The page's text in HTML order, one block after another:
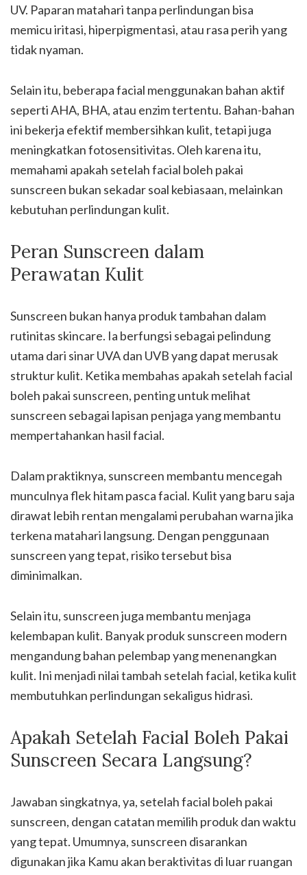
UV. Paparan matahari tanpa perlindungan bisa
memicu iritasi, hiperpigmentasi, atau rasa perih yang
tidak nyaman.
Selain itu, beberapa facial menggunakan bahan aktif
seperti AHA, BHA, atau enzim tertentu. Bahan-bahan
ini bekerja efektif membersihkan kulit, tetapi juga
meningkatkan fotosensitivitas. Oleh karena itu,
memahami apakah setelah facial boleh pakai
sunscreen bukan sekadar soal kebiasaan, melainkan
kebutuhan perlindungan kulit.
Peran Sunscreen dalam
Perawatan Kulit
Sunscreen bukan hanya produk tambahan dalam
rutinitas skincare. Ia berfungsi sebagai pelindung
utama dari sinar UVA dan UVB yang dapat merusak
struktur kulit. Ketika membahas apakah setelah facial
boleh pakai sunscreen, penting untuk melihat
sunscreen sebagai lapisan penjaga yang membantu
mempertahankan hasil facial.
Dalam praktiknya, sunscreen membantu mencegah
munculnya flek hitam pasca facial. Kulit yang baru saja
dirawat lebih rentan mengalami perubahan warna jika
terkena matahari langsung. Dengan penggunaan
sunscreen yang tepat, risiko tersebut bisa
diminimalkan.
Selain itu, sunscreen juga membantu menjaga
kelembapan kulit. Banyak produk sunscreen modern
mengandung bahan pelembap yang menenangkan
kulit. Ini menjadi nilai tambah setelah facial, ketika kulit
membutuhkan perlindungan sekaligus hidrasi.
Apakah Setelah Facial Boleh Pakai
Sunscreen Secara Langsung?
Jawaban singkatnya, ya, setelah facial boleh pakai
sunscreen, dengan catatan memilih produk dan waktu
yang tepat. Umumnya, sunscreen disarankan
digunakan jika Kamu akan beraktivitas di luar ruangan